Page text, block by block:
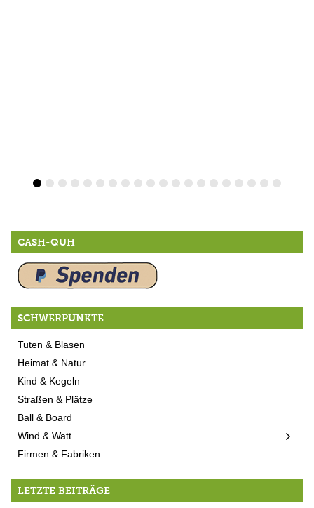
CASH-QUH
SCHWERPUNKTE
Tuten & Blasen
Heimat & Natur
Kind & Kegeln
Straßen & Plätze
Ball & Board
Wind & Watt
Firmen & Fabriken
LETZTE BEITRÄGE